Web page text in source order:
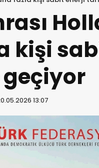
kişi
13:07